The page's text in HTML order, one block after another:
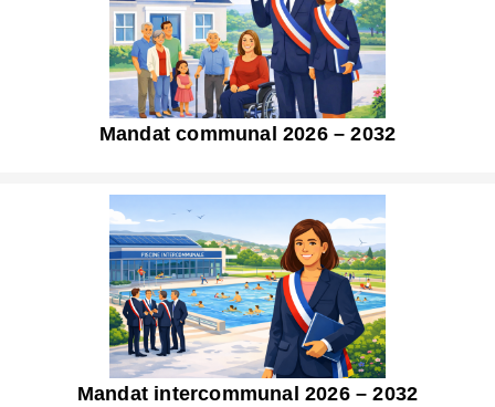
Mandat communal 2026 – 2032
Mandat intercommunal 2026 – 2032